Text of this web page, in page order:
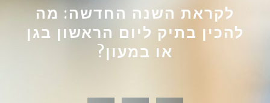
לקראת השנה החדשה: מה
להכין בתיק ליום הראשון בגן
או במעון?